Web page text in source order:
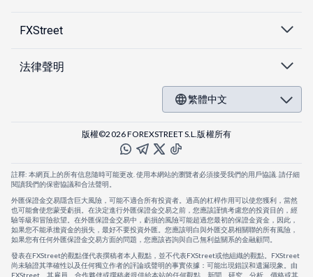
FXStreet
法律聲明
繁體中文
版權©2026 FOREXSTREET S.L.版權所有
註釋: 本網頁上的所有信息隨時可能更改. 使用本網站的瀏覽者必須接受我們的用戶協議. 請仔細
閱讀我們的保密協議和合法聲明。
外匯保證金交易隱含巨大風險，可能不適合所有投資者。過高的杠桿作用可以使您獲利，當然
也可能會使您蒙受虧損。在決定進行外匯保證金交易之前，您應該謹慎考慮您的投資目的，經
驗等級和冒險欲望。在外匯保證金交易中，虧損的風險可能超過您最初的保證金資金，因此，
如果您不能承擔資金的損失，最好不要投資外匯。您應該明白與外匯交易相關聯的所有風險，
如果您有任何外匯保證金交易方面的問題，您應該咨詢與自己無利益關系的金融顧問。
發表在FXStreet的觀點僅代表撰稿者本人觀點，並不代表FXStreet或他組織的觀點。FXStreet
尚未驗證其準確性以及任何獨立作者的評論或聲明的事實依據：可能出現錯誤和遺漏現象。由
FXStreet、其雇員、合作夥伴或撰稿者提供給本站的任何觀點、新聞、研究、分析、價格或其